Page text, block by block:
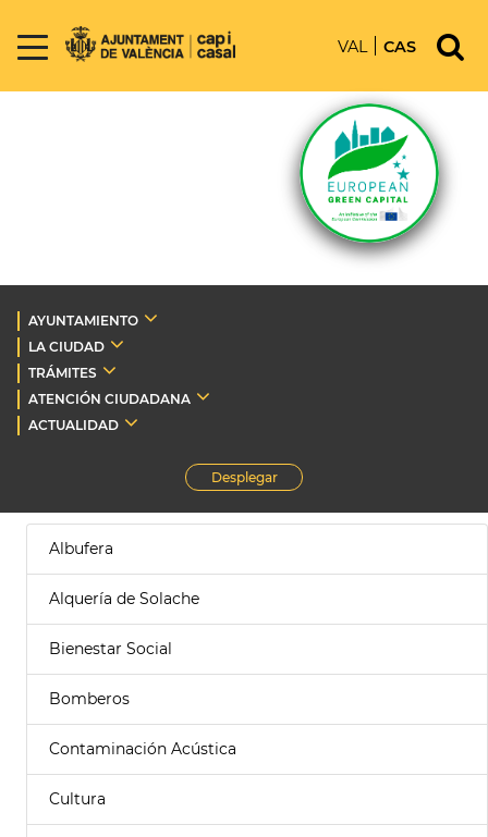
VAL CAS
AYUNTAMIENTO
LA CIUDAD
TRÁMITES
ATENCIÓN CIUDADANA
ACTUALIDAD
Desplegar
Albufera
Alquería de Solache
Bienestar Social
Bomberos
Contaminación Acústica
Cultura